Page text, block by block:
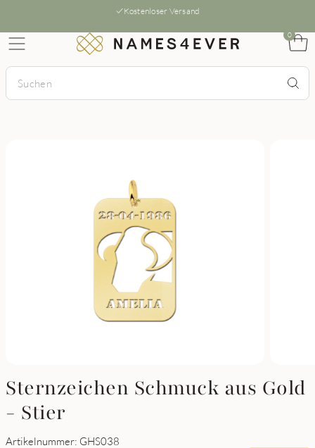
Kostenloser Versand
0
Sternzeichen Schmuck aus Gold
- Stier
Artikelnummer: GHS038